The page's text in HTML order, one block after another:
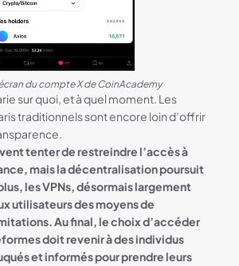
du compte X de CoinAcademy
sur quoi, et à quel moment. Les
traditionnels sont encore loin d’offrir
tenter de restreindre l’accès à
mais la décentralisation poursuit
les VPNs, désormais largement
utilisateurs des moyens de
Au final, le choix d’accéder
doit revenir à des individus
et informés pour prendre leurs